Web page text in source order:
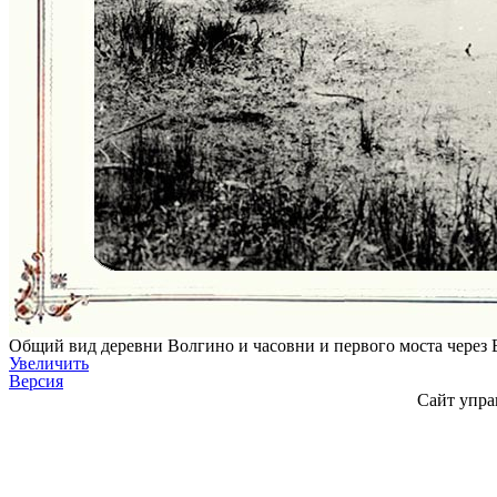
Общий вид деревни Волгино и часовни и первого моста
Увеличить
Версия
Сайт